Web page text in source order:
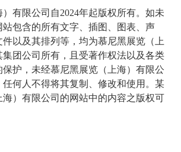
有限公司自2024年起版权所有。如未
包含的所有文字、插图、图表、声
以及其排列等，均为慕尼黑展览（上
团公司所有，且受著作权法以及各类
护，未经慕尼黑展览（上海）有限公
何人不得将其复制、修改和使用。某
）有限公司的网站中的内容之版权可